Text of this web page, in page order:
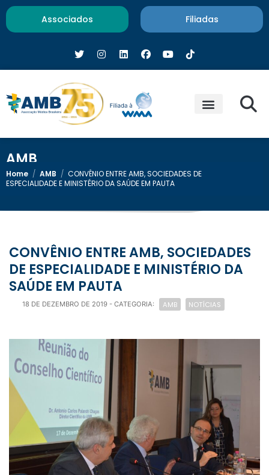
Associados Filiadas
AMB
Home / AMB / CONVÊNIO ENTRE AMB, SOCIEDADES DE
ESPECIALIDADE E MINISTÉRIO DA SAÚDE EM PAUTA
CONVÊNIO ENTRE AMB, SOCIEDADES
DE ESPECIALIDADE E MINISTÉRIO DA
SAÚDE EM PAUTA
18 DE DEZEMBRO DE 2019 - CATEGORIA: AMB NOTÍCIAS